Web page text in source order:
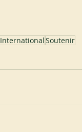
InternationalSoutenir